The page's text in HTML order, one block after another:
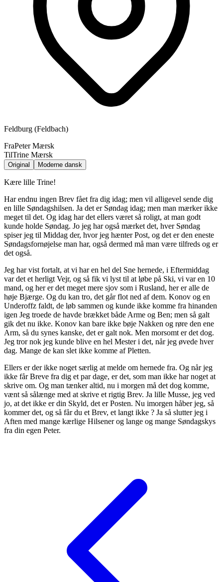
Feldburg (Feldbach)
FraPeter Mærsk
TilTrine Mærsk
Original Moderne dansk
Kære lille Trine!
Har endnu ingen Brev fået fra dig idag; men vil alligevel sende dig
en lille Søndagshilsen. Ja det er Søndag idag; men man mærker ikke
meget til det. Og idag har det ellers været så roligt, at man godt
kunde holde Søndag. Jo jeg har også mærket det, hver Søndag
spiser jeg til Middag der, hvor jeg hænter Post, og det er den eneste
Søndagsfornøjelse man har, også dermed må man være tilfreds og er
det også.
Jeg har vist fortalt, at vi har en hel del Sne hernede, i Eftermiddag
var det et herligt Vejr, og så fik vi lyst til at løbe på Ski, vi var en 10
mand, og her er det meget mere sjov som i Rusland, her er alle de
høje Bjærge. Og du kan tro, det går flot ned af dem. Konov og en
Underoffz faldt, de løb sammen og kunde ikke komme fra hinanden
igen Jeg troede de havde brækket både Arme og Ben; men så galt
gik det nu ikke. Konov kan bare ikke bøje Nakken og røre den ene
Arm, så du synes kanske, det er galt nok. Men morsomt er det dog.
Jeg tror nok jeg kunde blive en hel Mester i det, når jeg øvede hver
dag. Mange de kan slet ikke komme af Pletten.
Ellers er der ikke noget særlig at melde om hernede fra. Og når jeg
ikke får Breve fra dig et par dage, er det, som man ikke har noget at
skrive om. Og man tænker altid, nu i morgen må det dog komme,
vænt så sålænge med at skrive et rigtig Brev. Ja lille Musse, jeg ved
jo, at det ikke er din Skyld, det er Posten. Nu imorgen håber jeg, så
kommer det, og så får du et Brev, et langt ikke ? Ja så slutter jeg i
Aften med mange kærlige Hilsener og lange og mange Søndagskys
fra din egen Peter.